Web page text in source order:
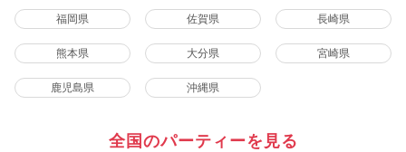
福岡県 佐賀県 長崎県
熊本県 大分県 宮崎県
鹿児島県 沖縄県
全国のパーティーを見る